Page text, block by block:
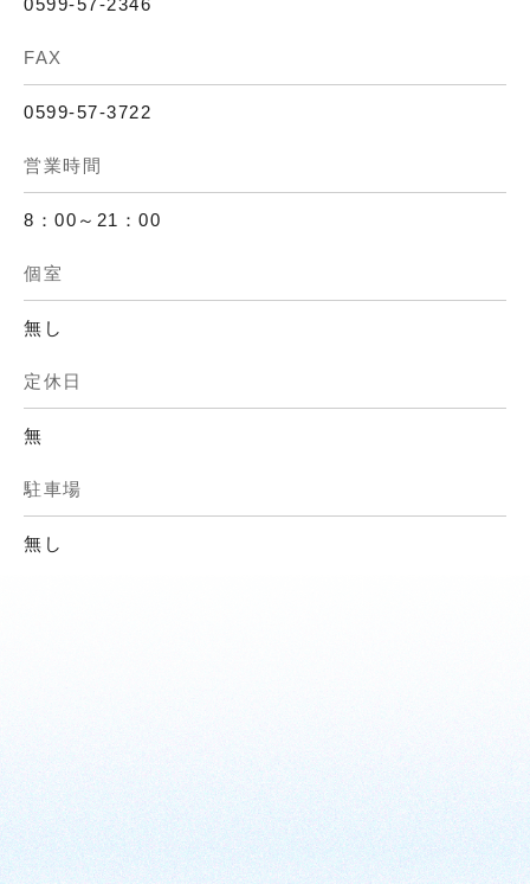
FAX
0599-57-3722
営業時間
8：00～21：00
個室
無し
定休日
無
駐車場
無し